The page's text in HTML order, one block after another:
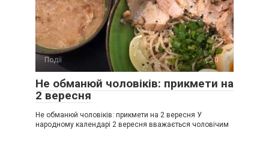
Події 0
Не обманюй чоловіків: прикмети на
2 вересня
Не обманюй чоловіків: прикмети на 2 вересня У
народному календарі 2 вересня вважається чоловічим